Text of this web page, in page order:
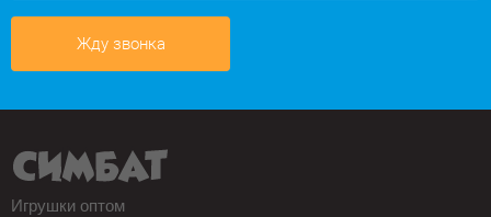
Жду звонка
Игрушки оптом